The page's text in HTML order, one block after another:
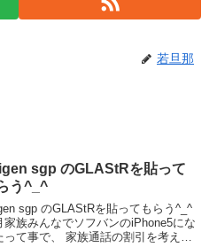
若旦那
sgp のGLAStRを貼って
う^_^
sgp のGLAStRを貼ってもらう^_^
家族みんなでソフバンのiPhone5にな
って事で、 家族通話の割引を考えれ